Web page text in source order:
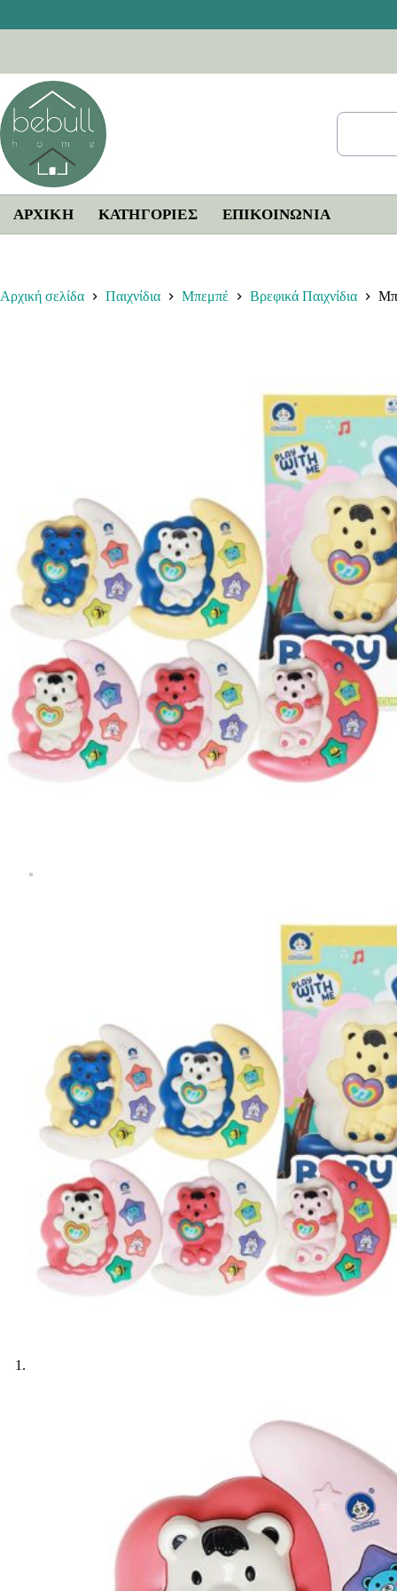
ΑΡΧΙΚΗ ΚΑΤΗΓΟΡΙΕΣ ΕΠΙΚΟΙΝΩΝΊΑ
Αρχική σελίδα Παιχνίδια Μπεμπέ Βρεφικά Παιχνίδια